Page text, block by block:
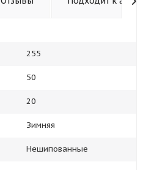
255
50
20
Зимняя
Нешипованные